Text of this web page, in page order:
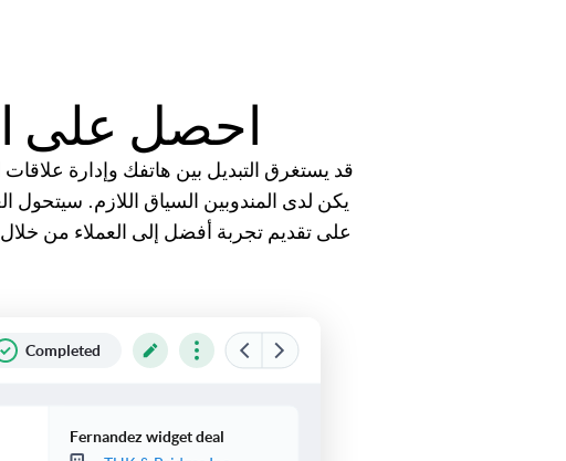
احصل على
على تقديم تجربة أفضل إلى العملاء من